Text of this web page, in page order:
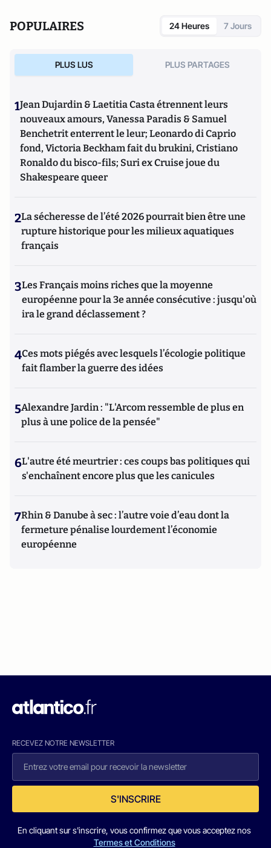
POPULAIRES 24 Heures 7 Jours
PLUS LUS PLUS PARTAGES
1Jean Dujardin & Laetitia Casta étrennent leurs
nouveaux amours, Vanessa Paradis & Samuel
Benchetrit enterrent le leur; Leonardo di Caprio
fond, Victoria Beckham fait du brukini, Cristiano
Ronaldo du bisco-fils; Suri ex Cruise joue du
Shakespeare queer
2La sécheresse de l’été 2026 pourrait bien être une
rupture historique pour les milieux aquatiques
français
3Les Français moins riches que la moyenne
européenne pour la 3e année consécutive : jusqu'où
ira le grand déclassement ?
4Ces mots piégés avec lesquels l’écologie politique
fait flamber la guerre des idées
5Alexandre Jardin : "L'Arcom ressemble de plus en
plus à une police de la pensée"
6L'autre été meurtrier : ces coups bas politiques qui
s'enchaînent encore plus que les canicules
7Rhin & Danube à sec : l’autre voie d’eau dont la
fermeture pénalise lourdement l’économie
européenne
RECEVEZ NOTRE NEWSLETTER
S'INSCRIRE
En cliquant sur s'inscrire, vous confirmez que vous acceptez nos
Termes et Conditions